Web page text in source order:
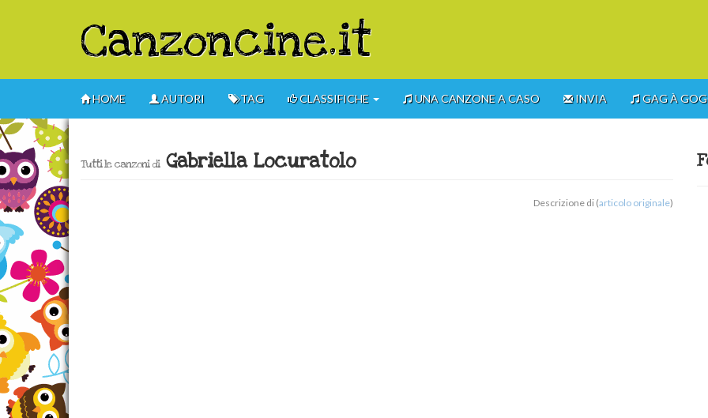
Canzoncine.it
HOME AUTORI TAG CLASSIFICHE UNA CANZONE A CASO INVIA GAG À
Tutti le canzoni diGabriella Locuratolo
Descrizione di (articolo originale)